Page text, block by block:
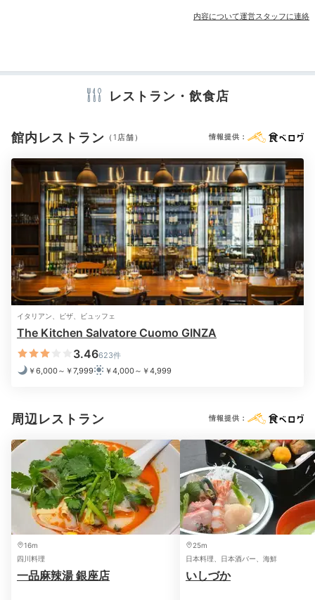
バスルーム例 ジ
客室はユニバーサルルームを除く全室がバストイレ別。
トする「フランスベッド」の寝具で疲れをとりましょ
う。
2日目
Breakfast
07:00
和洋メニューがずらり
朝食ブッフェを堪能
朝食ブッフェ例(1)
朝食は「ザ キッチン サルヴァトーレ クオモ 銀座」
コンビニエンスストア
冷蔵庫 エアコン スリッパ
セーフティボックス
コンディショナー
ボディソープ
バスタオル
ドライヤー
お茶セット
※設備・アメニティは、確認が取れている情報を表示しています。
内容について運営スタッフに連絡
レストラン・飲食店
館内レストラン （1店舗） 情報提供：
イタリアン、ピザ、ビュッフェ
The Kitchen Salvatore Cuomo GINZA
3.46623件
￥6,000～￥7,999
￥4,000～￥4,999
周辺レストラン 情報提供：
16m
四川料理
一品麻辣湯 銀座店
25m
日本料理、日本酒バー、海鮮
いしづか